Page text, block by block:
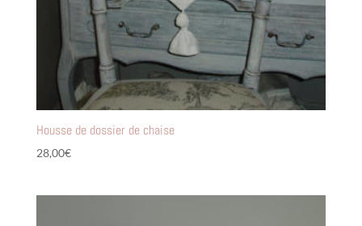
Housse de dossier de chaise
28,00€